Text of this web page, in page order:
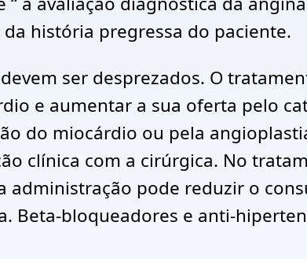
história pregressa do paciente.
ser desprezados. O
e aumentar a sua oferta pelo
do miocárdio ou pela
clínica com a cirúrgica. No
pode reduzir o
Beta-bloqueadores e anti-